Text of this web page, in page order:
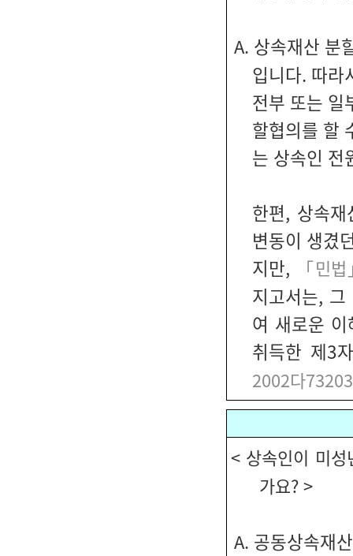
A. 상속재산 분
입니다. 따라
전부 또는 일
할협의를 할
는 상속인 전
한편, 상속
변동이 생겼
지만,
「민
지고서는,
여 새로운
취득한 제3
2002다
< 상속인이 미
가요? >
A. 공동상속재